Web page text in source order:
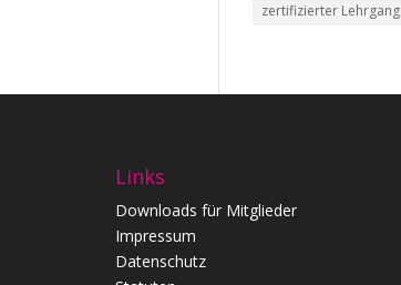
zertifizierter Lehrgang
Links
Downloads für Mitglieder
Impressum
Datenschutz